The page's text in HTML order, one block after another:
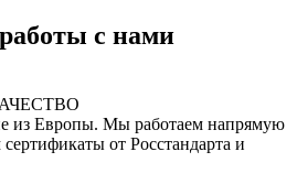
с нами
из Европы. Мы работаем напрямую
от Росстандарта и